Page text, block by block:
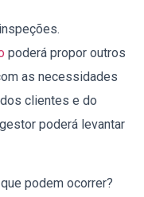
poderá propor outros
as necessidades
clientes e do
poderá levantar
podem ocorrer?